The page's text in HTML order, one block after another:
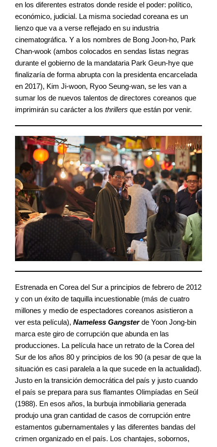
en los diferentes estratos donde reside el poder: político,
económico, judicial. La misma sociedad coreana es un
lienzo que va a verse reflejado en su industria
cinematográfica. Y a los nombres de Bong Joon-ho, Park
Chan-wook (ambos colocados en sendas listas negras
durante el gobierno de la mandataria Park Geun-hye que
finalizaría de forma abrupta con la presidenta encarcelada
en 2017), Kim Ji-woon, Ryoo Seung-wan, se les van a
sumar los de nuevos talentos de directores coreanos que
imprimirán su carácter a los thrillers que están por venir.
Estrenada en Corea del Sur a principios de febrero de 2012
y con un éxito de taquilla incuestionable (más de cuatro
millones y medio de espectadores coreanos asistieron a
ver esta película), Nameless Gangsterde Yoon Jong-bin
marca este giro de corrupción que abunda en las
producciones. La película hace un retrato de la Corea del
Sur de los años 80 y principios de los 90 (a pesar de que la
situación es casi paralela a la que sucede en la actualidad).
Justo en la transición democrática del país y justo cuando
el país se prepara para sus flamantes Olimpíadas en Seúl
(1988). En esos años, la burbuja inmobiliaria generada
produjo una gran cantidad de casos de corrupción entre
estamentos gubernamentales y las diferentes bandas del
crimen organizado en el país. Los chantajes, sobornos,